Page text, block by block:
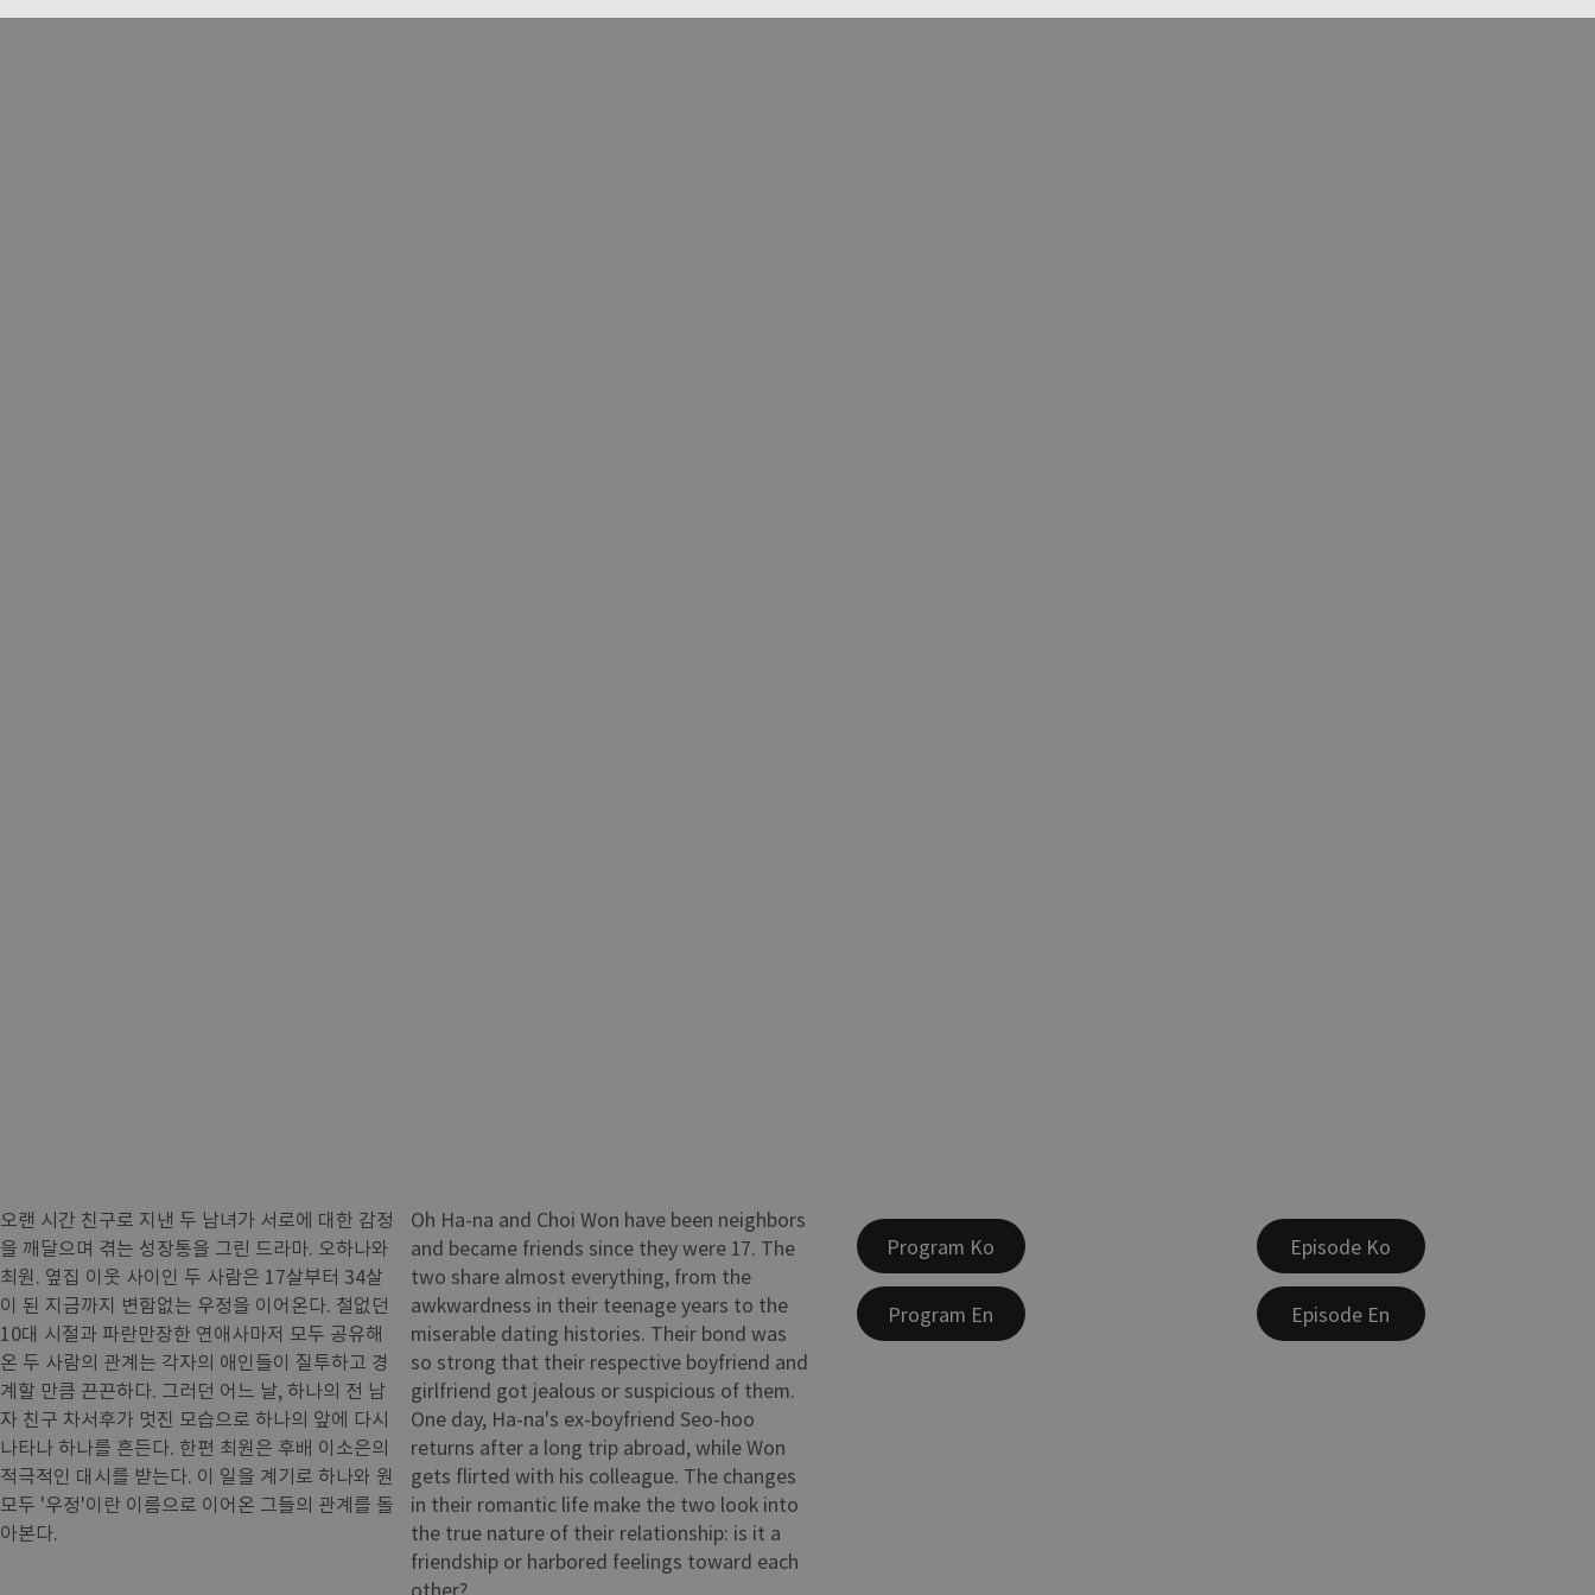
오랜 시간 친구로 지낸 두 남녀가 서로에 대한 감정
을 깨달으며 겪는 성장통을 그린 드라마. 오하나와
최원. 옆집 이웃 사이인 두 사람은 17살부터 34살
이 된 지금까지 변함없는 우정을 이어온다. 철없던
10대 시절과 파란만장한 연애사마저 모두 공유해
온 두 사람의 관계는 각자의 애인들이 질투하고 경
계할 만큼 끈끈하다. 그러던 어느 날, 하나의 전 남
자 친구 차서후가 멋진 모습으로 하나의 앞에 다시
나타나 하나를 흔든다. 한편 최원은 후배 이소은의
적극적인 대시를 받는다. 이 일을 계기로 하나와 원
모두 '우정'이란 이름으로 이어온 그들의 관계를 돌
아본다.
Oh Ha-na and Choi Won have been neighbors
and became friends since they were 17. The
two share almost everything, from the
awkwardness in their teenage years to the
miserable dating histories. Their bond was
so strong that their respective boyfriend and
girlfriend got jealous or suspicious of them.
One day, Ha-na's ex-boyfriend Seo-hoo
returns after a long trip abroad, while Won
gets flirted with his colleague. The changes
in their romantic life make the two look into
the true nature of their relationship: is it a
friendship or harbored feelings toward each
other?
Program Ko
Program En
Episode Ko
Episode En